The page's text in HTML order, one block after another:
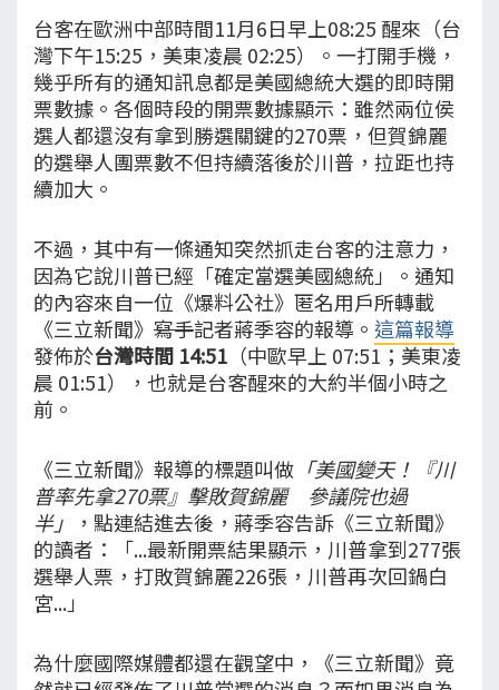
台客在歐洲中部時間11月6日早上08:25 醒來（台
灣下午15:25，美東凌晨 02:25）。一打開手機，
幾乎所有的通知訊息都是美國總統大選的即時開
票數據。各個時段的開票數據顯示：雖然兩位侯
選人都還沒有拿到勝選關鍵的270票，但賀錦麗
的選舉人團票數不但持續落後於川普，拉距也持
續加大。
不過，其中有一條通知突然抓走台客的注意力，
因為它說川普已經「確定當選美國總統」。通知
的內容來自一位《爆料公社》匿名用戶所轉載
《三立新聞》 寫手記者蔣季容的報導。 這篇報導
發佈於台灣時間 14:51 （中歐早上 07:51；美東凌
晨 01:51），也就是台客醒來的大約半個小時之
前。
《三立新聞》報導的標題叫做 「美國變天！『川
普率先拿270票』擊敗賀錦麗 參議院也過
半」
，點連結進去後，蔣季容告訴《三立新聞》
的讀者：「...最新開票結果顯示，川普拿到277張
選舉人票，打敗賀錦麗226張，川普再次回鍋白
宮...」
為什麼國際媒體都還在觀望中，《三立新聞》竟